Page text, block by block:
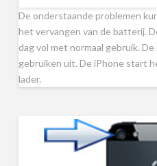
De onderstaande problemen
het vervangen van de batterij.
dag vol met normaal gebruik.
gebruiken uit. De iPhone start
lader.